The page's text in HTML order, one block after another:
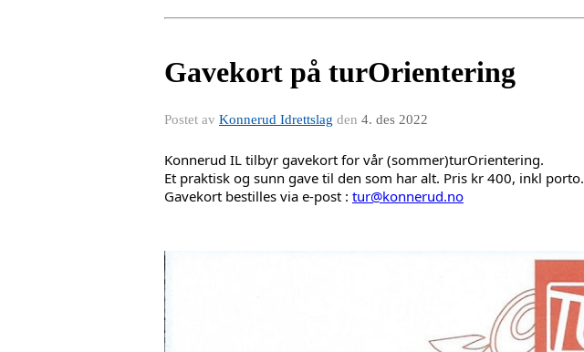
Gavekort på turOrientering
Postet av Konnerud Idrettslag den 4. des 2022
Konnerud IL tilbyr gavekort for vår (sommer)turOrientering.
Et praktisk og sunn gave til den som har alt. Pris kr 400, inkl porto.
Gavekort bestilles via e-post : tur@konnerud.no